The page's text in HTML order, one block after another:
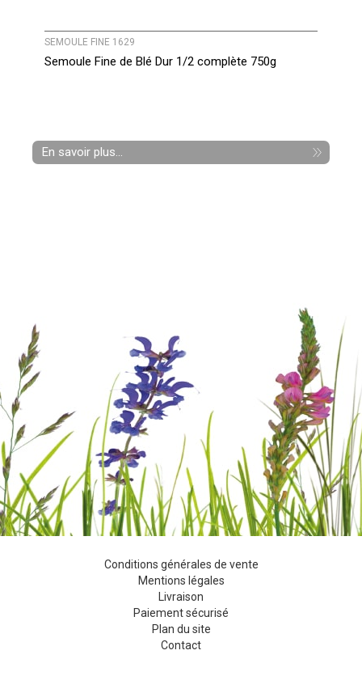
SEMOULE FINE 1629
Semoule Fine de Blé Dur 1/2 complète 750g
En savoir plus...
Conditions générales de vente
Mentions légales
Livraison
Paiement sécurisé
Plan du site
Contact